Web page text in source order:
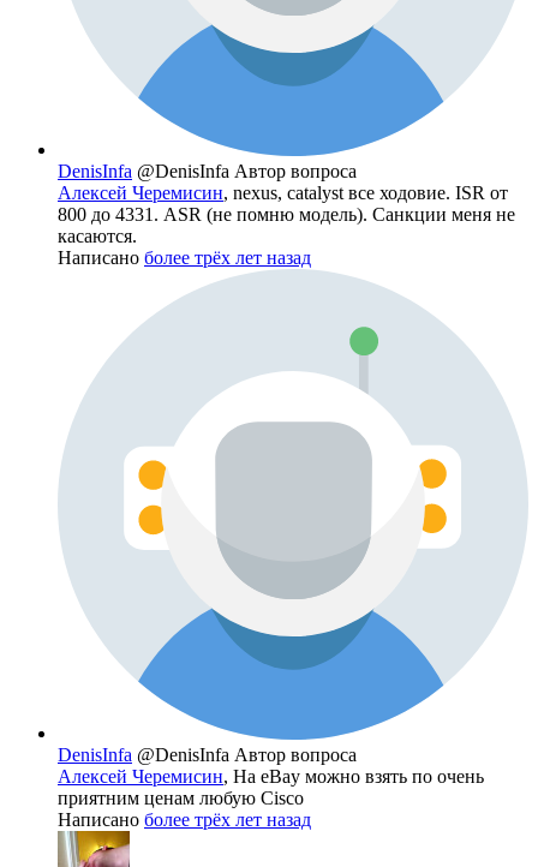
DenisInfa @DenisInfa Автор вопроса
Алексей Черемисин, nexus, catalyst все ходовие. ISR от
800 до 4331. ASR (не помню модель). Санкции меня не
касаются.
Написано более трёх лет назад
DenisInfa @DenisInfa Автор вопроса
Алексей Черемисин, На eBay можно взять по очень
приятним ценам любую Cisco
Написано более трёх лет назад